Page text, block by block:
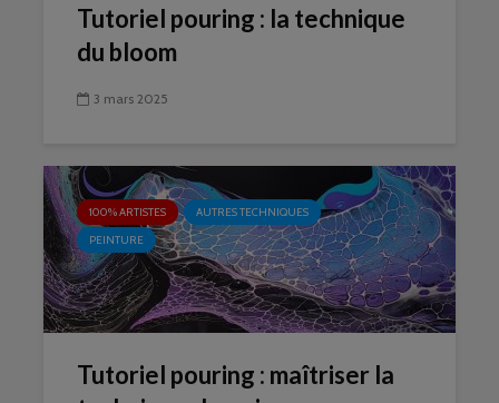
Tutoriel pouring : la technique
du bloom
3 mars 2025
100% ARTISTES
AUTRES TECHNIQUES
PEINTURE
Tutoriel pouring : maîtriser la